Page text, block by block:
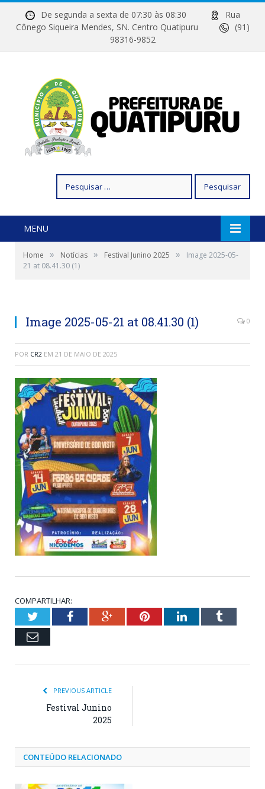
De segunda a sexta de 07:30 às 08:30
Rua
Cônego Siqueira Mendes, SN. Centro Quatipuru
(91)
98316-9852
por:
MENU
Home » Notícias » Festival Junino 2025 »
Image 2025-05-
21 at 08.41.30 (1)
Image 2025-05-21 at 08.41.30 (1) 0
POR CR2 EM 21 DE MAIO DE 2025
COMPARTILHAR:
TwitterFacebookGoogle+PinterestLinkedInTumblr
Email
PREVIOUS ARTICLE
Festival Junino
2025
CONTEÚDO RELACIONADO